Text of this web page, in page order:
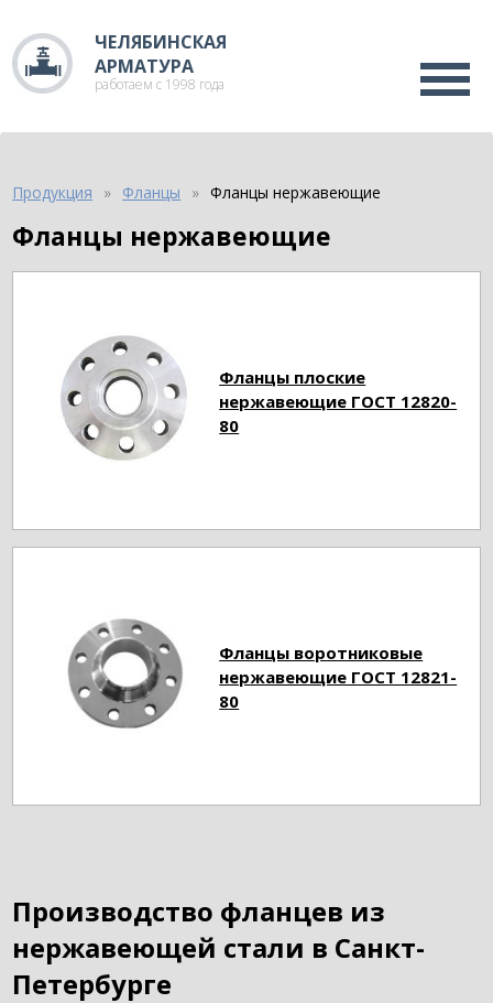
ЧЕЛЯБИНСКАЯ
АРМАТУРА
работаем с 1998 года
Продукция Фланцы Фланцы нержавеющие
Фланцы нержавеющие
Фланцы плоские
нержавеющие ГОСТ 12820-
80
Фланцы воротниковые
нержавеющие ГОСТ 12821-
80
Производство фланцев из
нержавеющей стали в Санкт-
Петербурге